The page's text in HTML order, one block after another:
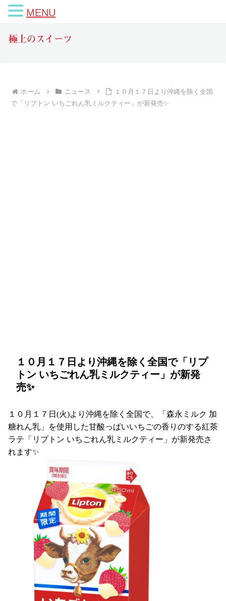
極上のスイーツ
ホーム ニュース
１０月１７日より沖縄を除く全国
で「リプトン いちごれん乳ミルクティー」が新発売✨
１０月１７日より沖縄を除く全国で「リプ
トン いちごれん乳ミルクティー」が新発
売✨
１０月１７日(火)より沖縄を除く全国で、「森永ミルク 加
糖れん乳」を使用した甘酸っぱいいちごの香りのする紅茶
ラテ「リプトン いちごれん乳ミルクティー」が新発売さ
れます✨
MENU